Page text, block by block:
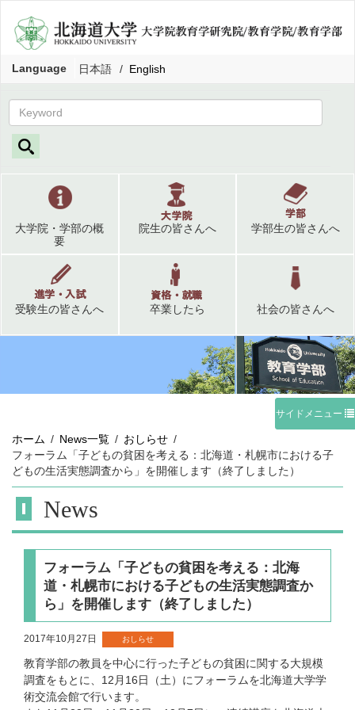
Language 日本語 English
大学院・学部の概
要
院生の皆さんへ 学部生の皆さんへ
受験生の皆さんへ 卒業したら 社会の皆さんへ
サイドメニュー
ホーム News一覧
おしらせ
フォーラム「子どもの貧困を考える：北海道・札幌市における子
どもの生活実態調査から」を開催します（終了しました）
News
フォーラム「子どもの貧困を考える：北海
道・札幌市における子どもの生活実態調査か
ら」を開催します（終了しました）
2017年10月27日 おしらせ
教育学部の教員を中心に行った子どもの貧困に関する大規模
調査をもとに、12月16日（土）にフォーラムを北海道大学学
術交流会館で行います。